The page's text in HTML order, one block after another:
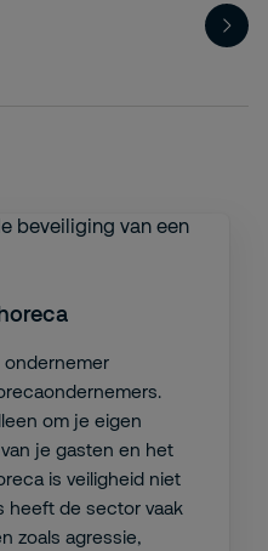
ondernemer
om je eigen
je gasten en het
is veiligheid niet
heeft de sector vaak
zoals agressie,